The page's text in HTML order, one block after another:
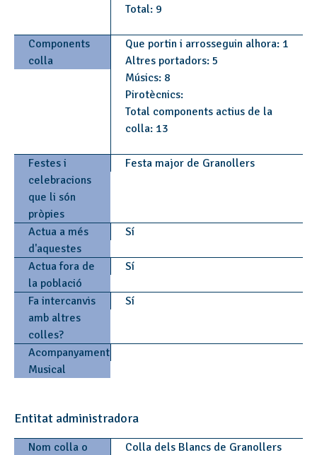
Total: 9
Components
colla
Que portin i arrosseguin alhora: 1
Altres portadors: 5
Músics: 8
Pirotècnics:
Total components actius de la
colla: 13
Festes i
celebracions
que li són
pròpies
Festa major de Granollers
Actua a més
d'aquestes
Sí
Actua fora de
la població
Sí
Fa intercanvis
amb altres
colles?
Sí
Acompanyament
Musical
Entitat administradora
Nom colla o
Colla dels Blancs de Granollers